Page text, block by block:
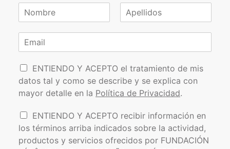
*
o
b
e
p
l
o
s
r
e
e
e
c
t
P
o
l
í
c
a
ENTIENDO Y ACEPTO el tratamiento de mis
datos tal y como se describe y se explica con
mayor detalle en la Política de Privacidad.
n
f
o
ENTIENDO Y ACEPTO recibir información en
los términos arriba indicados sobre la actividad,
productos y servicios ofrecidos por FUNDACIÓN